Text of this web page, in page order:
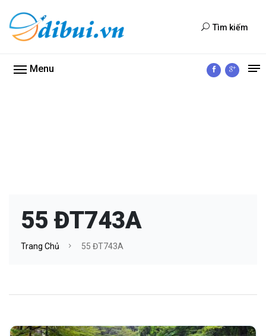
Tìm kiếm
Menu
55 ĐT743A
Trang Chủ 55 ĐT743A